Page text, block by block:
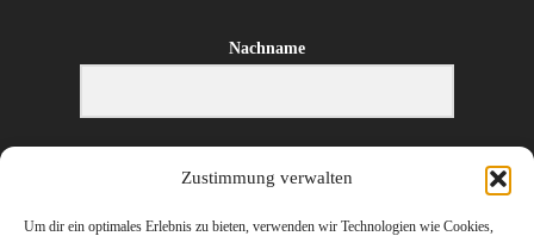
Zustimmung verwalten
Um dir ein optimales Erlebnis zu bieten, verwenden wir Technologien wie Cookies,
Nachname
E-Mail-Adresse